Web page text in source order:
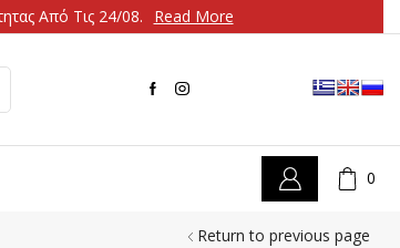
Από Τις 24/08. Read More
0
Return to previous page